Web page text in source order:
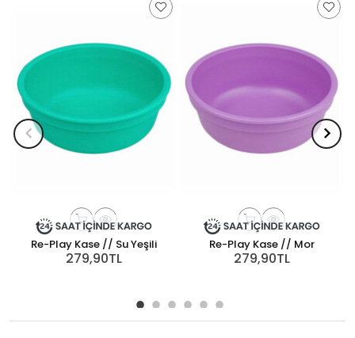
Re-Play Kase // Su Yeşili
279,90TL
Re-Play Kase // Mor
279,90TL